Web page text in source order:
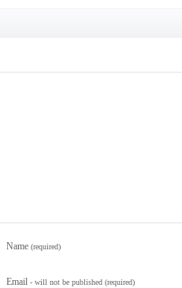
Name (required)
Email - will not be published (required)